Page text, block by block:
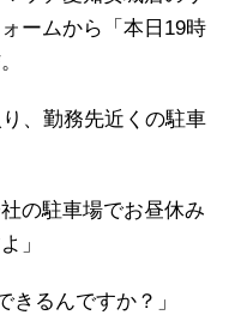
ームから「本日19時
、勤務先近くの駐車
の駐車場でお昼休み
」
きるんですか？」